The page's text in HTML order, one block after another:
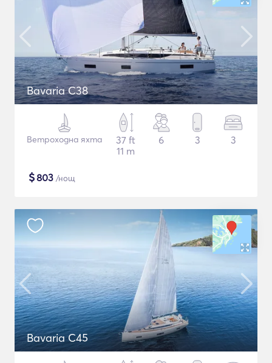
Bavaria C38
Ветроходна яхта
37 ft
11 m
6 3 3
$803 /нощ
Bavaria C45